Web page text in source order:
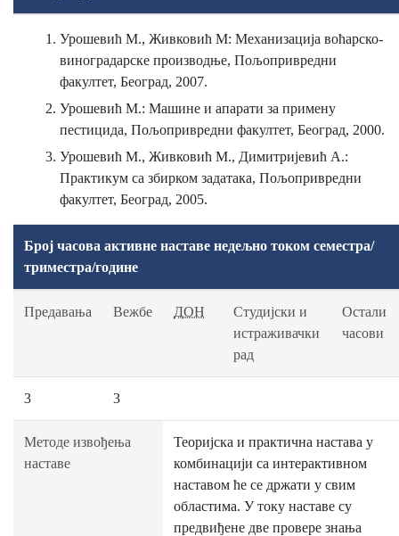
Урошевић М., Живковић М: Механизација воћарско-
виноградарске производње, Пољопривредни
факултет, Београд, 2007.
Урошевић М.: Машине и апарати за примену
пестицида, Пољопривредни факултет, Београд, 2000.
Урошевић М., Живковић М., Димитријевић А.:
Практикум са збирком задатака, Пољопривредни
факултет, Београд, 2005.
Број часова активне наставе недељно током семестра/
триместра/године
Предавања Вежбе ДОН
Студијски и
истраживачки
рад
Остали
часови
3 3
Методе извођења
наставе
Теоријска и практична настава у
комбинацији са интерактивном
наставом ће се држати у свим
областима. У току наставе су
предвиђене две провере знања